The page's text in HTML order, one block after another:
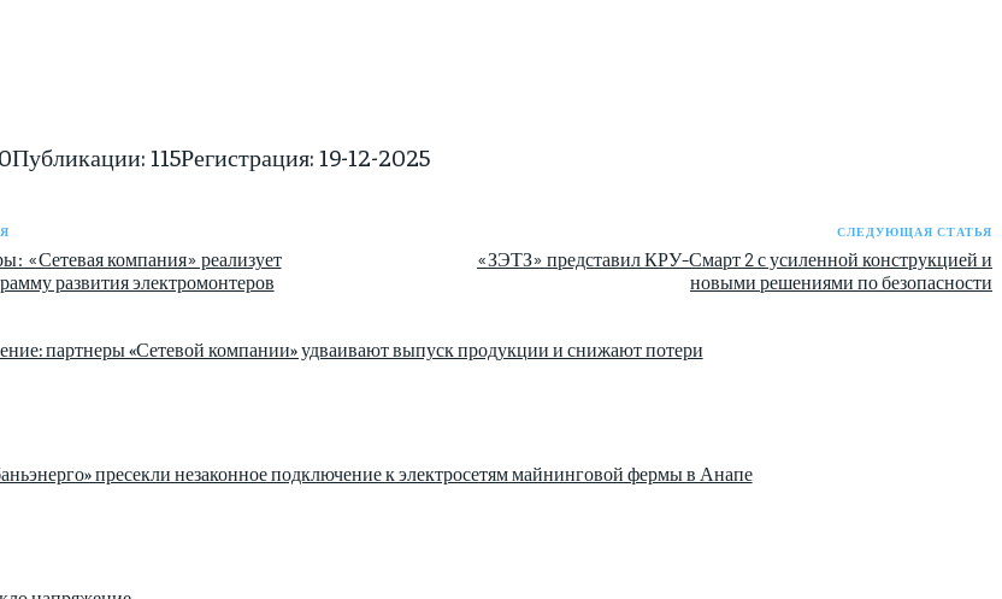
Публикации: 115Регистрация: 19-12-2025
«Сетевая компания» реализует
развития электромонтеров
СЛЕДУЮЩАЯ СТАТЬЯ
«ЗЭТЗ» представил КРУ-Смарт 2 с усиленной конструкцией и
новыми решениями по безопасности
партнеры «Сетевой компании» удваивают выпуск продукции и снижают потери
пресекли незаконное подключение к электросетям майнинговой фермы в Анапе